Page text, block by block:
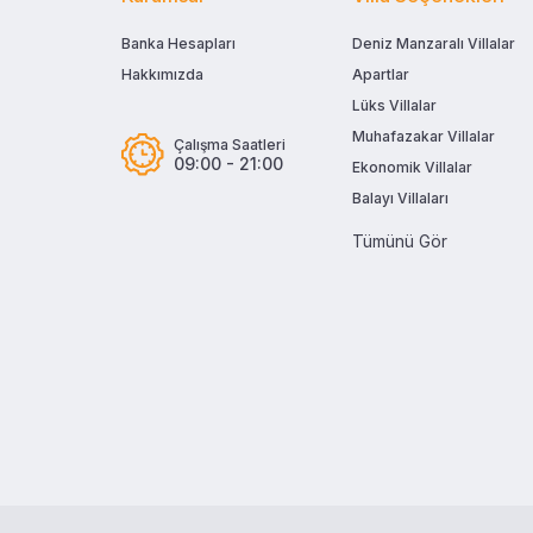
Banka Hesapları
Hakkımızda
Çalışma Saatleri
09:00 - 21:00
Deniz Manzaralı Villalar
Apartlar
Lüks Villalar
Muhafazakar Villalar
Ekonomik Villalar
Balayı Villaları
Tümünü Gör